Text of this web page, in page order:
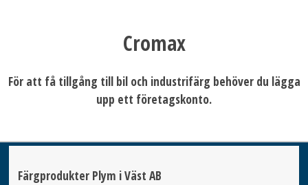
Cromax
För att få tillgång till bil och industrifärg behöver du lägga
upp ett företagskonto.
Färgprodukter Plym i Väst AB